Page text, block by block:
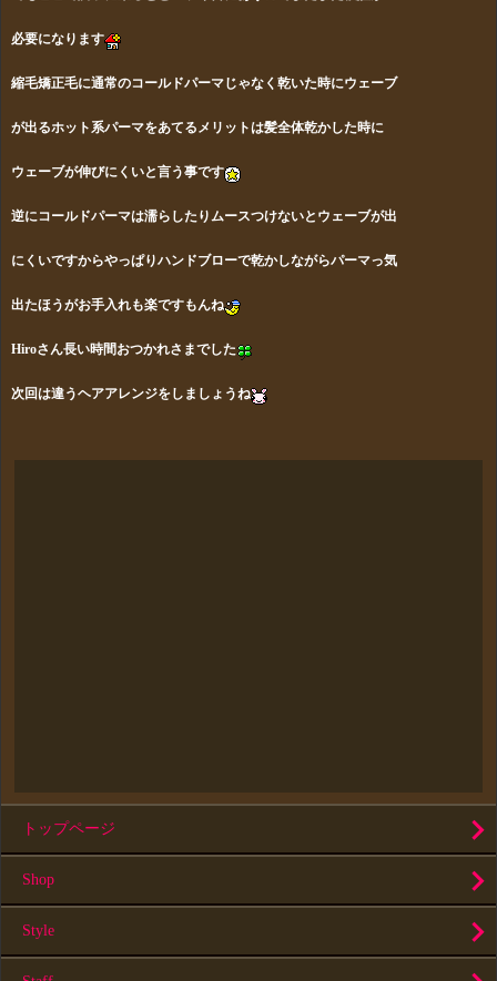
必要になります
縮毛矯正毛に通常のコールドパーマじゃなく乾いた時にウェーブ
が出るホット系パーマをあてるメリットは髪全体乾かした時に
ウェーブが伸びにくいと言う事です
逆にコールドパーマは濡らしたりムースつけないとウェーブが出
にくいですからやっぱりハンドブローで乾かしながらパーマっ気
出たほうがお手入れも楽ですもんね
Hiroさん長い時間おつかれさまでした
次回は違うヘアアレンジをしましょうね
トップページ
Shop
Style